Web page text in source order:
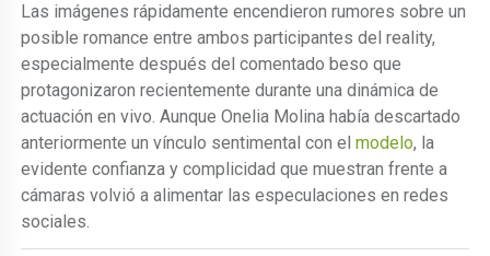
Las imágenes rápidamente encendieron rumores sobre un
posible romance entre ambos participantes del reality,
especialmente después del comentado beso que
protagonizaron recientemente durante una dinámica de
actuación en vivo. Aunque Onelia Molina había descartado
anteriormente un vínculo sentimental con elmodelo, la
evidente confianza y complicidad que muestran frente a
cámaras volvió a alimentar las especulaciones en redes
sociales.